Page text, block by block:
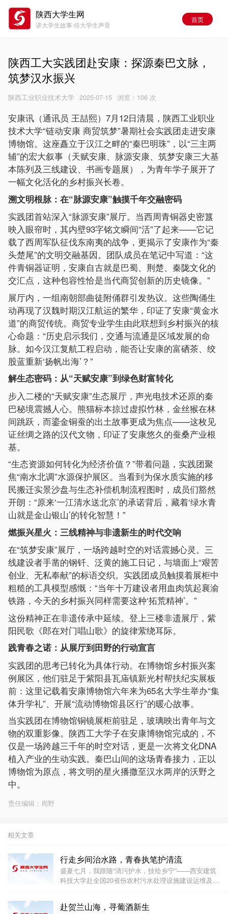
陕西大学生网
讲大学生故事·传大学生声音
首页
陕西工大实践团赴安康：探源秦巴文脉，
筑梦汉水振兴
陕西工业职业技术大学 2025-07-15 浏览： 106 次
安康讯（通讯员 王喆熙）7月12日清晨，陕西工业职业
技术大学“链动安康 商贸筑梦”暑期社会实践团走进安康
博物馆。这座矗立于汉江之畔的“秦巴明珠”，以“三主两
辅”的宏大叙事（天赋安康、脉源安康、筑梦安康三大基
本陈列及三线建设、书画专题展），为青年学子展开了
一幅文化活化的乡村振兴长卷。
溯文明根脉：在“脉源安康”触摸千年交融密码
实践团首站深入“脉源安康”展厅。当西周青铜器史密簋
映入眼帘时，其内壁93字铭文瞬间“活”了起来——它记
载了西周军队征伐东南夷的战争，更揭示了安康作为“秦
头楚尾”的文明交融基因。团队成员在笔记中写道：“这
件青铜器证明，安康自古就是巴蜀、荆楚、秦陇文化的
交汇点，这种包容性恰是当代商贸创新的历史镜像。”
展厅内，一组南朝部曲徒附俑群引发热议。这些陶俑生
动再现了汉魏时期汉江航运的繁华，印证了安康“黄金水
道”的商贸传统。商贸专业学生由此联想到乡村振兴的核
心命题：“历史启示我们，交通与流通是区域发展的命
脉。如今汉江复航工程启动，能否让安康的富硒茶、绞
股蓝重新‘扬帆出海’？”
解生态密码：从“天赋安康”到绿色财富转化
步入二楼的“天赋安康”生态展厅，声光电技术还原的秦
巴秘境震撼人心。熊猫标本掠过虚拟竹林，金丝猴在林
间跳跃，而鎏金铜蚕的出土故事更成为焦点——这枚见
证丝绸之路的汉代文物，印证了安康悠久的蚕桑产业根
基。
“生态资源如何转化为经济价值？”带着问题，实践团聚
焦“南水北调”水源保护展区。当看到为保水质实施的移
民搬迁实景沙盘与生态补偿机制流程图时，成员们豁然
开朗：“原来‘一江清水送北京’的承诺背后，藏着‘绿水青
山就是金山银山’的转化智慧！”
燃振兴星火：三线精神与非遗新生的时代交响
在“筑梦安康”展厅，一场跨越时空的对话震撼心灵。三
线建设者手凿的钢钎、泛黄的施工日记，与墙面上“艰苦
创业、无私奉献”的标语交织。实践团成员触摸着展柜中
粗糙的工具模型感慨：“当年十万建设者用血肉筑起襄渝
铁路，今天的乡村振兴同样需要这种‘拓荒精神’。”
这份精神正在非遗传承中延续。登上三楼非遗展厅，紫
阳民歌《郎在对门唱山歌》的旋律萦绕耳际。
践青春之诺：从展厅到田野的行动宣言
实践团的思考已转化为具体行动。在博物馆乡村振兴案
例展区，他们驻足于紫阳县瓦庙镇新光村帮扶纪实展板
前：这里记载着安康博物馆六年来为65名大学生举办“集
体升学礼”、开展“流动博物馆县区行”的暖心故事。
当实践团在博物馆铜镜展柜前驻足，玻璃映出青年与文
物的双重影像。陕西工大学子在安康博物馆完成的，不
仅是一场跨越三千年的时空对话，更是一次将文化DNA
植入产业的生动实践。秦巴山间的这场青春接力，正以
博物馆为原点，将文明的星火播撒至汉水两岸的沃野之
中。
责任编辑：周野
相关文章
行走乡间治水路，青春执笔护清流
盛夏七月，我跟随“清污护水，技绘乡宁”——西安建筑
科技大学赴全国20省份农村污水处理设施建设运维及技
稳的校园课堂，直面乡村真实的治水难题，短短几
赴贺兰山海，寻葡酒新生